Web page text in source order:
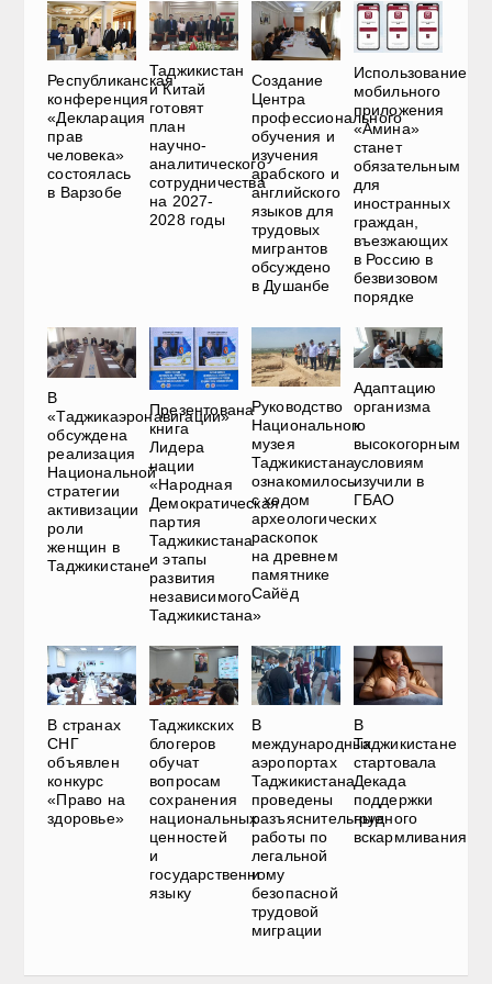
Республиканская
конференция
«Декларация
прав
человека»
состоялась
в Варзобе
Таджикистан
и Китай
готовят
план
научно-
аналитического
сотрудничества
на 2027-
2028 годы
Создание
Центра
профессионального
обучения и
изучения
арабского и
английского
языков для
трудовых
мигрантов
обсуждено
в Душанбе
Использование
мобильного
приложения
«Амина»
станет
обязательным
для
иностранных
граждан,
въезжающих
в Россию в
безвизовом
порядке
В
«Таджикаэронавигации»
обсуждена
реализация
Национальной
стратегии
активизации
роли
женщин в
Таджикистане
Презентована
книга
Лидера
нации
«Народная
Демократическая
партия
Таджикистана
и этапы
развития
независимого
Таджикистана»
Руководство
Национального
музея
Таджикистана
ознакомилось
с ходом
археологических
раскопок
на древнем
памятнике
Сайёд
Адаптацию
организма
к
высокогорным
условиям
изучили в
ГБАО
В странах
СНГ
объявлен
конкурс
«Право на
здоровье»
Таджикских
блогеров
обучат
вопросам
сохранения
национальных
ценностей
и
государственному
языку
В
международных
аэропортах
Таджикистана
проведены
разъяснительные
работы по
легальной
и
безопасной
трудовой
миграции
В
Таджикистане
стартовала
Декада
поддержки
грудного
вскармливания